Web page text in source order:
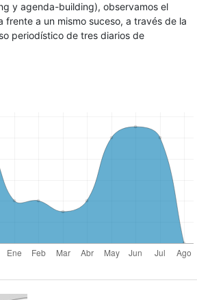
y agenda-building), observamos el
frente a un mismo suceso, a través de la
periodístico de tres diarios de